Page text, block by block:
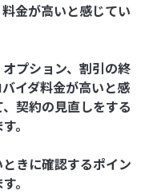
金が高いと感じてい
プション、割引の終
イダ料金が高いと感
契約の見直しをする
。
きに確認するポイン
。